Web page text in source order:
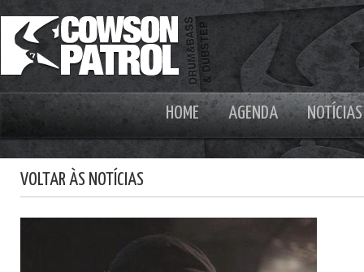
HOME AGENDA NOTÍCIAS
VOLTAR ÀS NOTÍCIAS